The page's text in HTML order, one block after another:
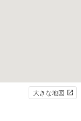
大きな地図